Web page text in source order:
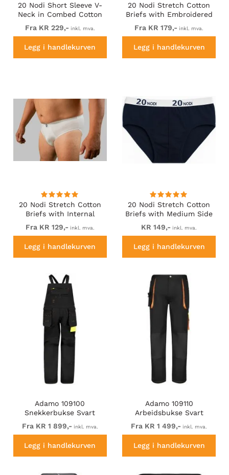
20 Nodi Short Sleeve V-
Neck in Combed Cotton
Jersey White
Fra KR 229,- inkl. mva.
Legg i handlekurven
20 Nodi Stretch Cotton
Briefs with Embroidered
Side Label Black
Fra KR 179,- inkl. mva.
Legg i handlekurven
20 Nodi Stretch Cotton
Briefs with Internal
Elastic Band and Low
Rise White
Fra KR 129,- inkl. mva.
Legg i handlekurven
20 Nodi Stretch Cotton
Briefs with Medium Side
Cut Blue
KR 149,- inkl. mva.
Legg i handlekurven
Adamo 109100
Snekkerbukse Svart
Fra KR 1 899,- inkl. mva.
Legg i handlekurven
Adamo 109110
Arbeidsbukse Svart
Fra KR 1 499,- inkl. mva.
Legg i handlekurven